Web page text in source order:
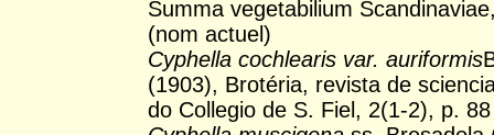
Summa vegetabilium
(nom actuel)
Cyphella cochlearis var. auriformis
(1903), Brotéria, revista de
do Collegio de S. Fiel, 2(1-2), p. 88